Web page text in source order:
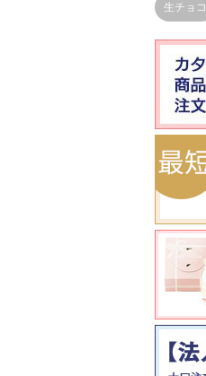
生チョコ